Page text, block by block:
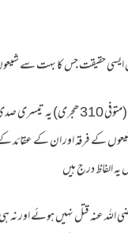
ایسی حقیقت جس کا بہت سے
ابولحسن محمد بن موسی النوبختی
کے فرقہ اور ان کے عقائد
رضی اللہ عنہ قتل نہیں ہوئے اور